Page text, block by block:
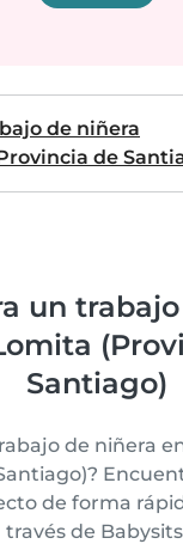
de niñera
de
un
Santiago)
de niñera
de forma
través de